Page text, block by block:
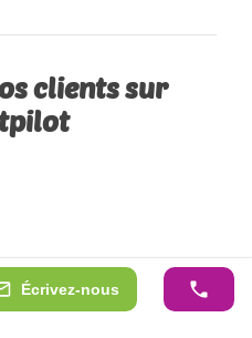
Écrivez-nous
clients sur